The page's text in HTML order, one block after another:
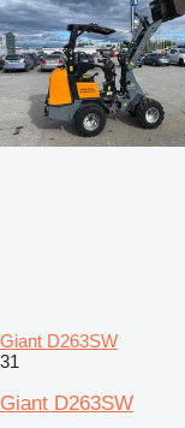
Giant D263SW
31
Giant D263SW